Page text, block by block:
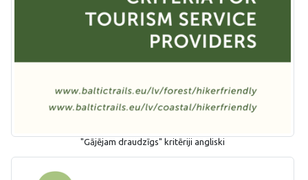
"Gājējam draudzīgs" kritēriji angliski